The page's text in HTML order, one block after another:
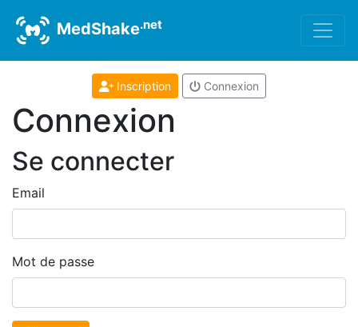
MedShake.net
Inscription Connexion
Connexion
Se connecter
Email
Mot de passe